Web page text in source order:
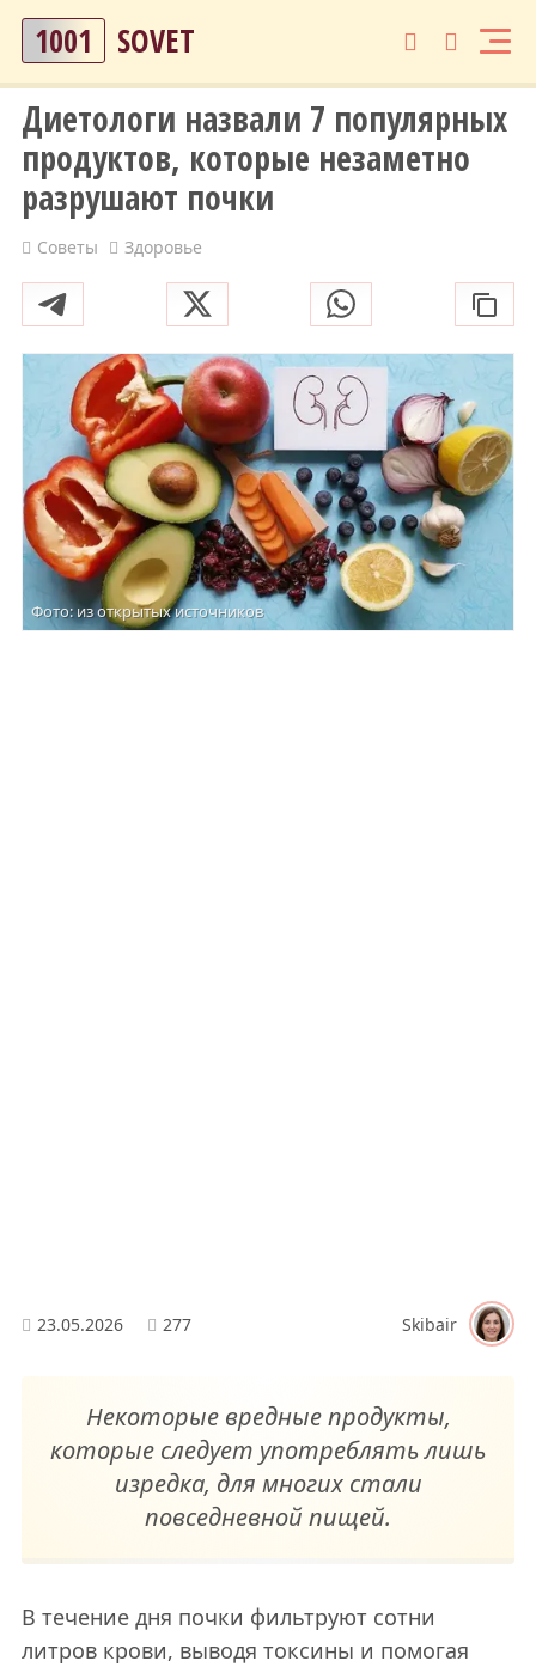
1001 SOVET
Диетологи назвали 7 популярных
продуктов, которые незаметно
разрушают почки
Советы Здоровье
Фото: из открытых источников
23.05.2026 277 Skibair
Некоторые вредные продукты,
которые следует употреблять лишь
изредка, для многих стали
повседневной пищей.
В течение дня почки фильтруют сотни
литров крови, выводя токсины и помогая